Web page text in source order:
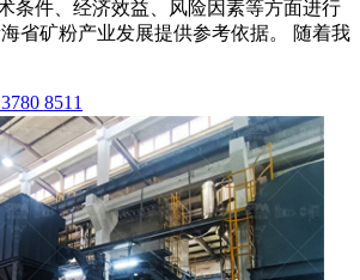
条件、经济效益、风险因素等方面进行
省矿粉产业发展提供参考依据。 随着我
8511